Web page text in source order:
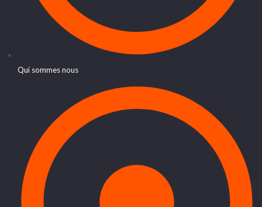
Qui sommes nous